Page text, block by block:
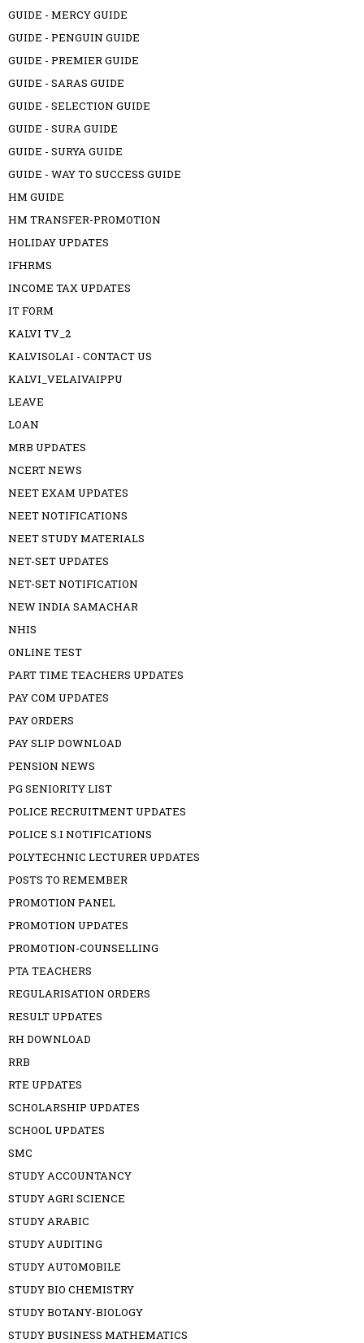
GUIDE - MERCY GUIDE
GUIDE - PENGUIN GUIDE
GUIDE - PREMIER GUIDE
GUIDE - SARAS GUIDE
GUIDE - SELECTION GUIDE
GUIDE - SURA GUIDE
GUIDE - SURYA GUIDE
GUIDE - WAY TO SUCCESS GUIDE
HM GUIDE
HM TRANSFER-PROMOTION
HOLIDAY UPDATES
IFHRMS
INCOME TAX UPDATES
IT FORM
KALVI TV_2
KALVISOLAI - CONTACT US
KALVI_VELAIVAIPPU
LEAVE
LOAN
MRB UPDATES
NCERT NEWS
NEET EXAM UPDATES
NEET NOTIFICATIONS
NEET STUDY MATERIALS
NET-SET UPDATES
NET-SET NOTIFICATION
NEW INDIA SAMACHAR
NHIS
ONLINE TEST
PART TIME TEACHERS UPDATES
PAY COM UPDATES
PAY ORDERS
PAY SLIP DOWNLOAD
PENSION NEWS
PG SENIORITY LIST
POLICE RECRUITMENT UPDATES
POLICE S.I NOTIFICATIONS
POLYTECHNIC LECTURER UPDATES
POSTS TO REMEMBER
PROMOTION PANEL
PROMOTION UPDATES
PROMOTION-COUNSELLING
PTA TEACHERS
REGULARISATION ORDERS
RESULT UPDATES
RH DOWNLOAD
RRB
RTE UPDATES
SCHOLARSHIP UPDATES
SCHOOL UPDATES
SMC
STUDY ACCOUNTANCY
STUDY AGRI SCIENCE
STUDY ARABIC
STUDY AUDITING
STUDY AUTOMOBILE
STUDY BIO CHEMISTRY
STUDY BOTANY-BIOLOGY
STUDY BUSINESS MATHEMATICS